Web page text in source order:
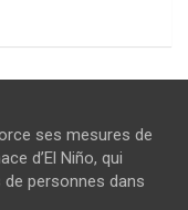
ses mesures de
d’El Niño, qui
personnes dans